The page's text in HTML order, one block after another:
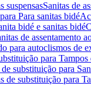
suspensasSanitas de
Para sanitas bidé
bidé e sanitas bidé
de assentamento
para autoclismos de
para Tampos
de substituição para
de substituição para